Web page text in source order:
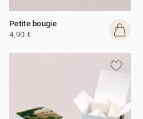
Petite bougie
4,90 €